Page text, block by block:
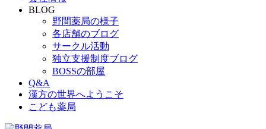
BLOG
野間薬局の様子
各店舗のブログ
サークル活動
独立支援制度ブログ
BOSSの部屋
Q&A
漢方の世界へようこそ
こども薬局